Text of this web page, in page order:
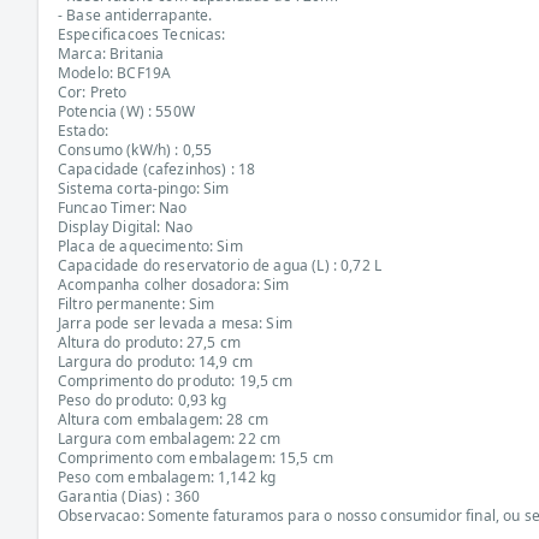
- Base antiderrapante.
Especificacoes Tecnicas:
Marca: Britania
Modelo: BCF19A
Cor: Preto
Potencia (W) : 550W
Estado:
Consumo (kW/h) : 0,55
Capacidade (cafezinhos) : 18
Sistema corta-pingo: Sim
Funcao Timer: Nao
Display Digital: Nao
Placa de aquecimento: Sim
Capacidade do reservatorio de agua (L) : 0,72 L
Acompanha colher dosadora: Sim
Filtro permanente: Sim
Jarra pode ser levada a mesa: Sim
Altura do produto: 27,5 cm
Largura do produto: 14,9 cm
Comprimento do produto: 19,5 cm
Peso do produto: 0,93 kg
Altura com embalagem: 28 cm
Largura com embalagem: 22 cm
Comprimento com embalagem: 15,5 cm
Peso com embalagem: 1,142 kg
Garantia (Dias) : 360
Observacao: Somente faturamos para o nosso consumidor final, ou